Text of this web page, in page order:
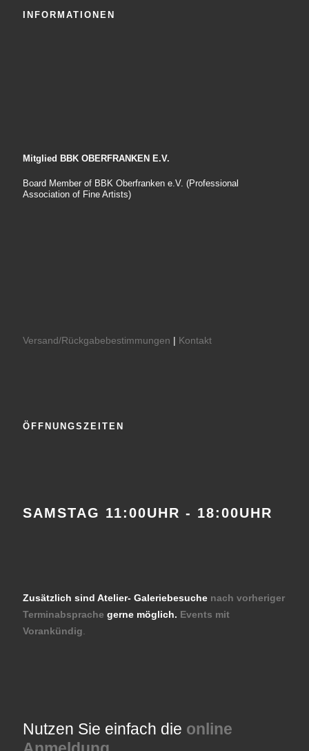
INFORMATIONEN
Mitglied BBK OBERFRANKEN E.V.
Board Member of BBK Oberfranken e.V. (Professional
Association of Fine Artists)
Versand/Rückgabebestimmungen | Kontakt
ÖFFNUNGSZEITEN
SAMSTAG 11:00UHR - 18:00UHR
Zusätzlich sind Atelier- Galeriebesuche nach vorheriger
Terminabsprache gerne möglich. Events mit
Vorankündig
Nutzen Sie einfach die online